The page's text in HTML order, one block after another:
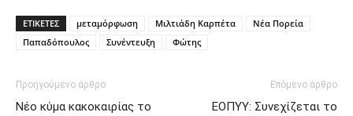
ΕΤΙΚΕΤΕΣ μεταμόρφωση Μιλτιάδη Καρπέτα
Νέα Πορεία
Παπαδόπουλος
Συνέντευξη Φώτης
Προηγούμενο άρθρο
Νέο κύμα κακοκαιρίας το
Επόμενο άρθρο
ΕΟΠΥΥ: Συνεχίζεται το